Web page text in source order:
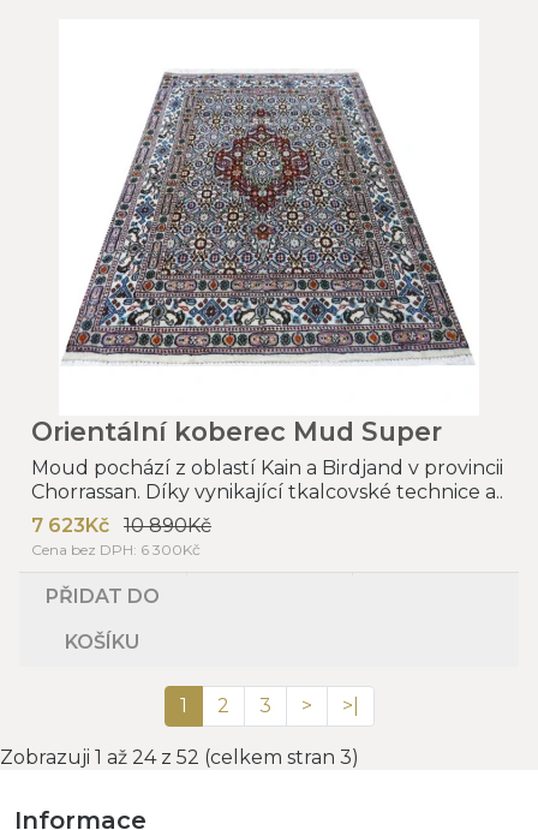
Orientální koberec Mud Super
Moud pochází z oblastí Kain a Birdjand v provincii
Chorrassan. Díky vynikající tkalcovské technice a..
7 623Kč
10 890Kč
Cena bez DPH: 6 300Kč
PŘIDAT DO
KOŠÍKU
1 2 3 > >|
Zobrazuji 1 až 24 z 52 (celkem stran 3)
Informace